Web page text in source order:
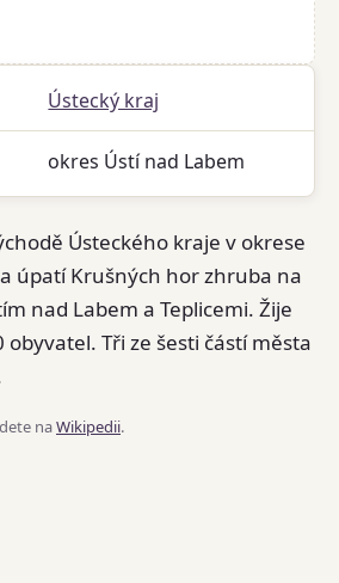
Ústecký kraj
okres Ústí nad Labem
Ústeckého kraje v okrese
úpatí Krušných hor zhruba na
nad Labem a Teplicemi. Žije
obyvatel. Tři ze šesti částí města
naWikipedii.